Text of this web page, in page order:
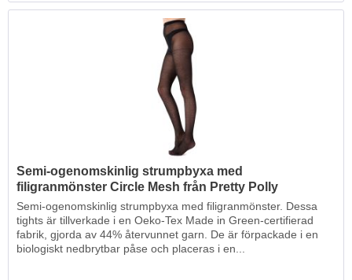
Semi-ogenomskinlig strumpbyxa med
filigranmönster Circle Mesh från Pretty Polly
Semi-ogenomskinlig strumpbyxa med filigranmönster. Dessa
tights är tillverkade i en Oeko-Tex Made in Green-certifierad
fabrik, gjorda av 44% återvunnet garn. De är förpackade i en
biologiskt nedbrytbar påse och placeras i en...